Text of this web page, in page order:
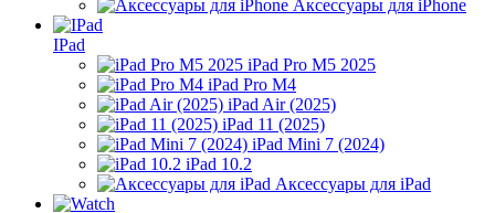
Аксессуары для iPhone
IPad
iPad Pro M5 2025
iPad Pro M4
iPad Air (2025)
iPad 11 (2025)
iPad Mini 7 (2024)
iPad 10.2
Аксессуары для iPad